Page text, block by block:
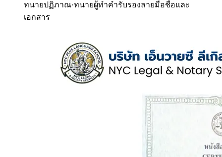
ทนายปฏิภาณ·ทนายผู้ทำคำรับรองลายมือชื่อและ
เอกสาร